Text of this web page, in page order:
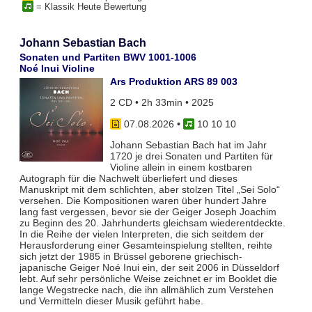
= Klassik Heute Bewertung
Johann Sebastian Bach
Sonaten und Partiten BWV 1001-1006
Noé Inui Violine
Ars Produktion ARS 89 003
2 CD • 2h 33min • 2025
07.08.2026 •
10 10 10
Johann Sebastian Bach hat im Jahr
1720 je drei Sonaten und Partiten für
Violine allein in einem kostbaren
Autograph für die Nachwelt überliefert und dieses
Manuskript mit dem schlichten, aber stolzen Titel „Sei Solo“
versehen. Die Kompositionen waren über hundert Jahre
lang fast vergessen, bevor sie der Geiger Joseph Joachim
zu Beginn des 20. Jahrhunderts gleichsam wiederentdeckte.
In die Reihe der vielen Interpreten, die sich seitdem der
Herausforderung einer Gesamteinspielung stellten, reihte
sich jetzt der 1985 in Brüssel geborene griechisch-
japanische Geiger Noé Inui ein, der seit 2006 in Düsseldorf
lebt. Auf sehr persönliche Weise zeichnet er im Booklet die
lange Wegstrecke nach, die ihn allmählich zum Verstehen
und Vermitteln dieser Musik geführt habe.